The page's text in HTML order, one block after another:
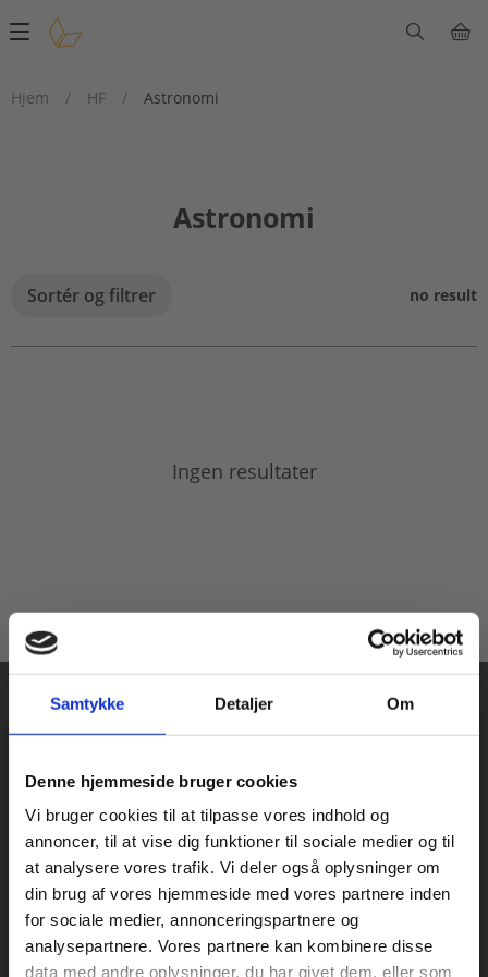
Samtykke Detaljer Om
Denne hjemmeside bruger cookies
Vi bruger cookies til at tilpasse vores indhold og
annoncer, til at vise dig funktioner til sociale medier og til
at analysere vores trafik. Vi deler også oplysninger om
din brug af vores hjemmeside med vores partnere inden
for sociale medier, annonceringspartnere og
analysepartnere. Vores partnere kan kombinere disse
data med andre oplysninger, du har givet dem, eller som
Main
Hjem
/ HF / Astronomi
Astronomi
Sortér og filtrer no result
Ingen resultater
Praxis Forlag A/S
CVR 41280921
København
Vognmagergade 7, 5. sal
1120 København K
Køb læremidler og find masterclasses mm.
Fortsæt som:
For privatkunder og
studerende. Du får
For institutioner og
virksomheder. Du